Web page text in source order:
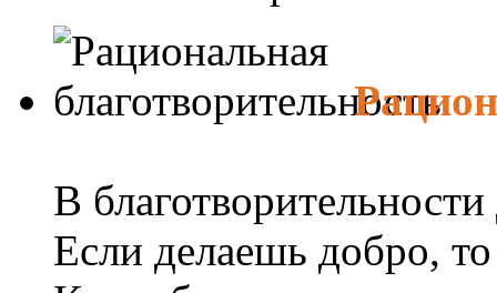
В
Если делаешь добро, то